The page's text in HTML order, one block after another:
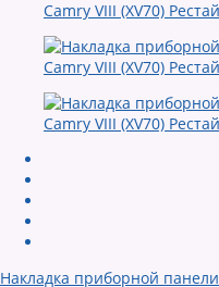
Накладка приборной